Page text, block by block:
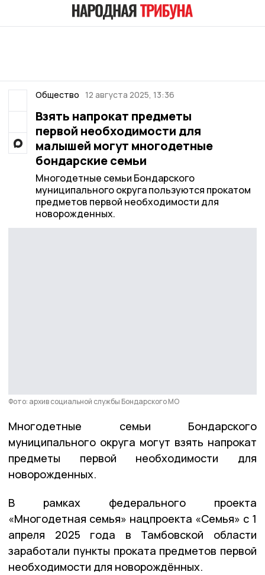
Общество 12 августа 2025, 13:36
Взять напрокат предметы
первой необходимости для
малышей могут многодетные
бондарские семьи
Многодетные семьи Бондарского
муниципального округа пользуются прокатом
предметов первой необходимости для
новорожденных.
Фото: архив социальной службы Бондарского МО
Многодетные семьи Бондарского
муниципального округа могут взять напрокат
предметы первой необходимости для
новорожденных.
В рамках федерального проекта
«Многодетная семья» нацпроекта «Семья» с 1
апреля 2025 года в Тамбовской области
заработали пункты проката предметов первой
необходимости для новорождённых.